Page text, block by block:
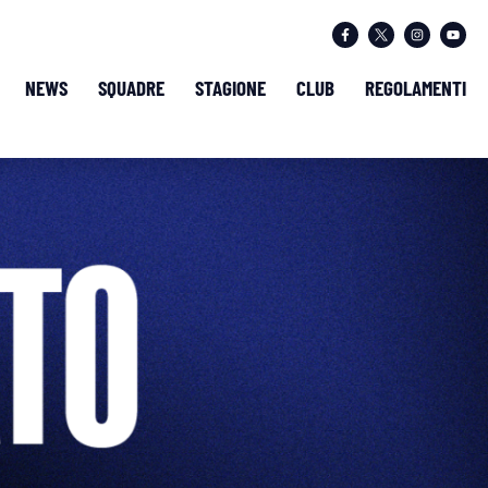
NEWS SQUADRE STAGIONE CLUB REGOLAMENTI